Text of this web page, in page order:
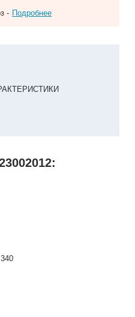
- Подробнее
340